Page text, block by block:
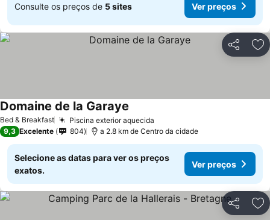
Consulte os preços de 5 sites Ver preços
Partilhar
Bed & Breakfast Piscina exterior aquecida
Domaine de la Garaye
9,3 Excelente 804 a 2.8 km de Centro da cidade
Selecione as datas para ver os preços
exatos.
Ver preços
Partilhar